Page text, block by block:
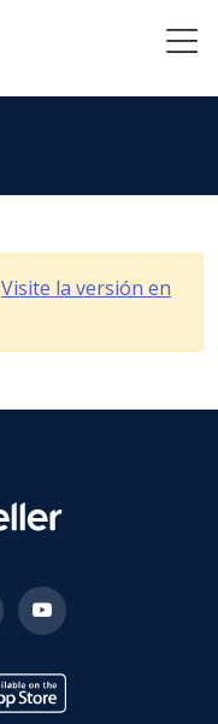
Visite la versión en